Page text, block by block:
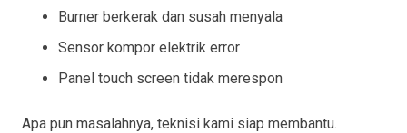
Burner berkerak dan susah menyala
Sensor kompor elektrik error
Panel touch screen tidak merespon
Apa pun masalahnya, teknisi kami siap membantu.